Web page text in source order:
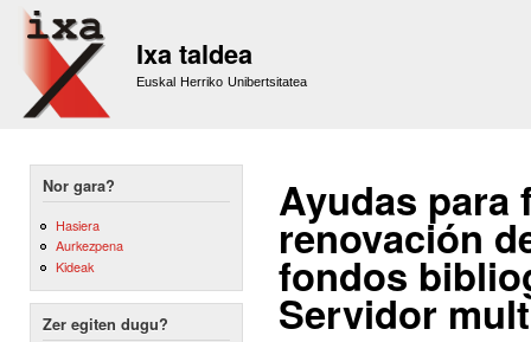
Ixa taldea
Euskal Herriko Unibertsitatea
Nor gara?
Hasiera
Aurkezpena
Kideak
Zer egiten dugu?
Ayudas para
renovación
fondos
Servidor